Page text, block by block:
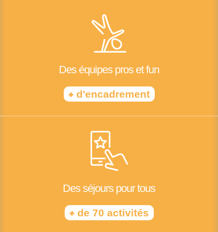
Des équipes pros et fun
+d'encadrement
Des séjours pour tous
+de 70 activités